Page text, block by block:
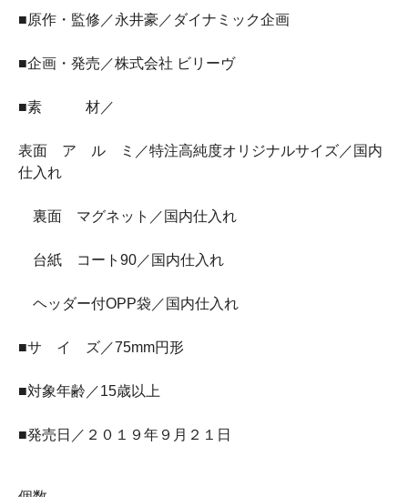
■原作・監修／永井豪／ダイナミック企画
■企画・発売／株式会社 ビリーヴ
■素 材／
表面 ア ル ミ／特注高純度オリジナルサイズ／国内
仕入れ
裏面 マグネット／国内仕入れ
台紙 コート90／国内仕入れ
ヘッダー付OPP袋／国内仕入れ
■サ イ ズ／75mm円形
■対象年齢／15歳以上
■発売日／２０１９年９月２１日